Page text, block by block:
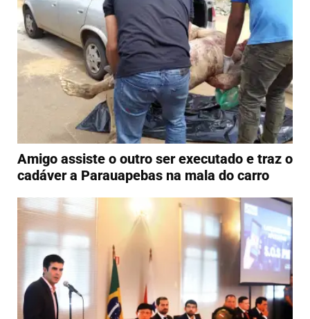
Amigo assiste o outro ser executado e traz o
cadáver a Parauapebas na mala do carro